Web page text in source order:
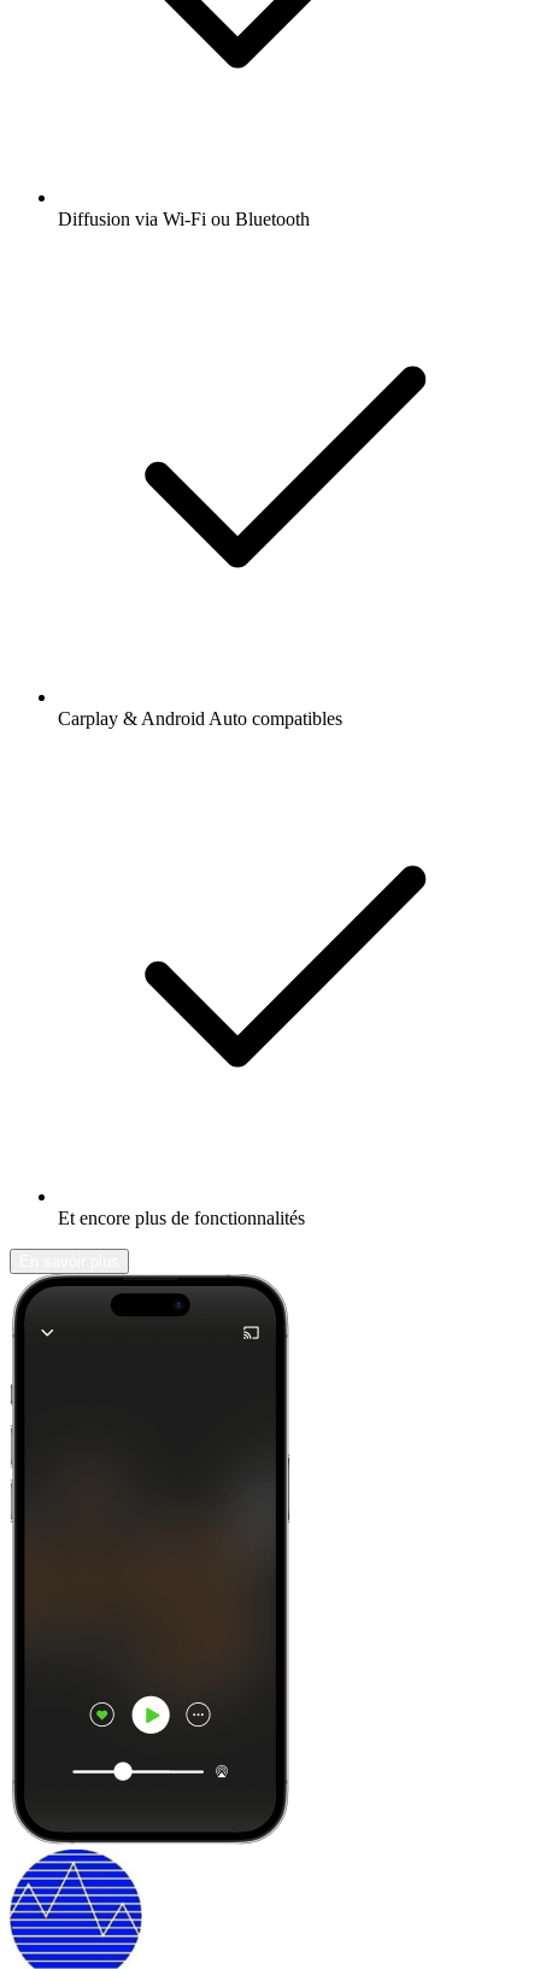
Diffusion via Wi-Fi ou Bluetooth
Carplay & Android Auto compatibles
Et encore plus de fonctionnalités